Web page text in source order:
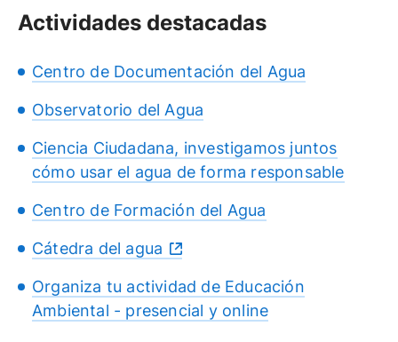
Actividades destacadas
Centro de Documentación del Agua
Observatorio del Agua
Ciencia Ciudadana, investigamos juntos
cómo usar el agua de forma responsable
Centro de Formación del Agua
Cátedra del agua
Organiza tu actividad de Educación
Ambiental - presencial y online